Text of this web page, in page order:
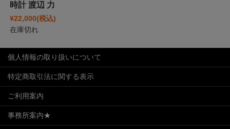
時計 渡辺 力
¥22,000(税込)
在庫切れ
個人情報の取り扱いについて
特定商取引法に関する表示
ご利用案内
事務所案内★